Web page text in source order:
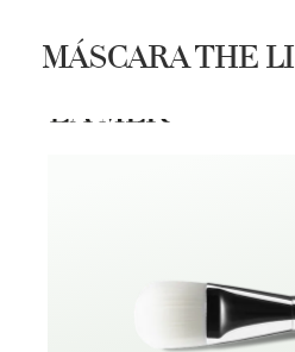
MÁSCARA THE